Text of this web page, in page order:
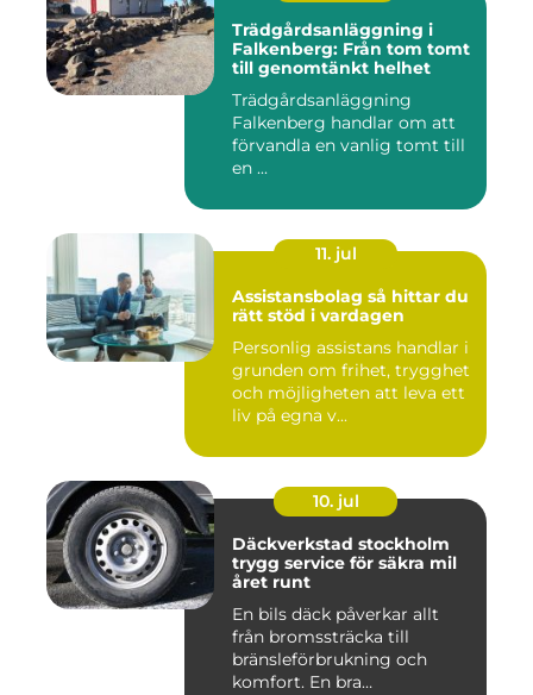
Trädgårdsanläggning i
Falkenberg: Från tom tomt
till genomtänkt helhet
Trädgårdsanläggning
Falkenberg handlar om att
förvandla en vanlig tomt till
en ...
11. jul
Assistansbolag så hittar du
rätt stöd i vardagen
Personlig assistans handlar i
grunden om frihet, trygghet
och möjligheten att leva ett
liv på egna v...
10. jul
Däckverkstad stockholm
trygg service för säkra mil
året runt
En bils däck påverkar allt
från bromssträcka till
bränsleförbrukning och
komfort. En bra